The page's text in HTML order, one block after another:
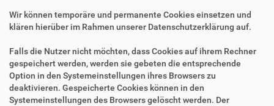
Wir können temporäre und permanente Cookies einsetzen und
klären hierüber im Rahmen unserer Datenschutzerklärung auf.
Falls die Nutzer nicht möchten, dass Cookies auf ihrem Rechner
gespeichert werden, werden sie gebeten die entsprechende
Option in den Systemeinstellungen ihres Browsers zu
deaktivieren. Gespeicherte Cookies können in den
Systemeinstellungen des Browsers gelöscht werden. Der